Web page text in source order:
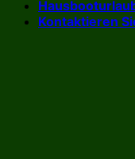
Kontaktieren